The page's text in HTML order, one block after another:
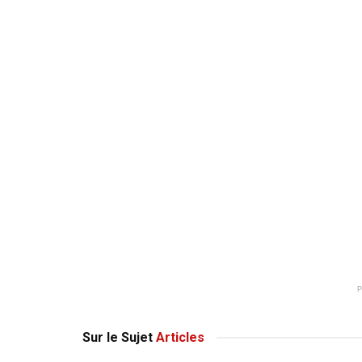
Sur le Sujet Articles